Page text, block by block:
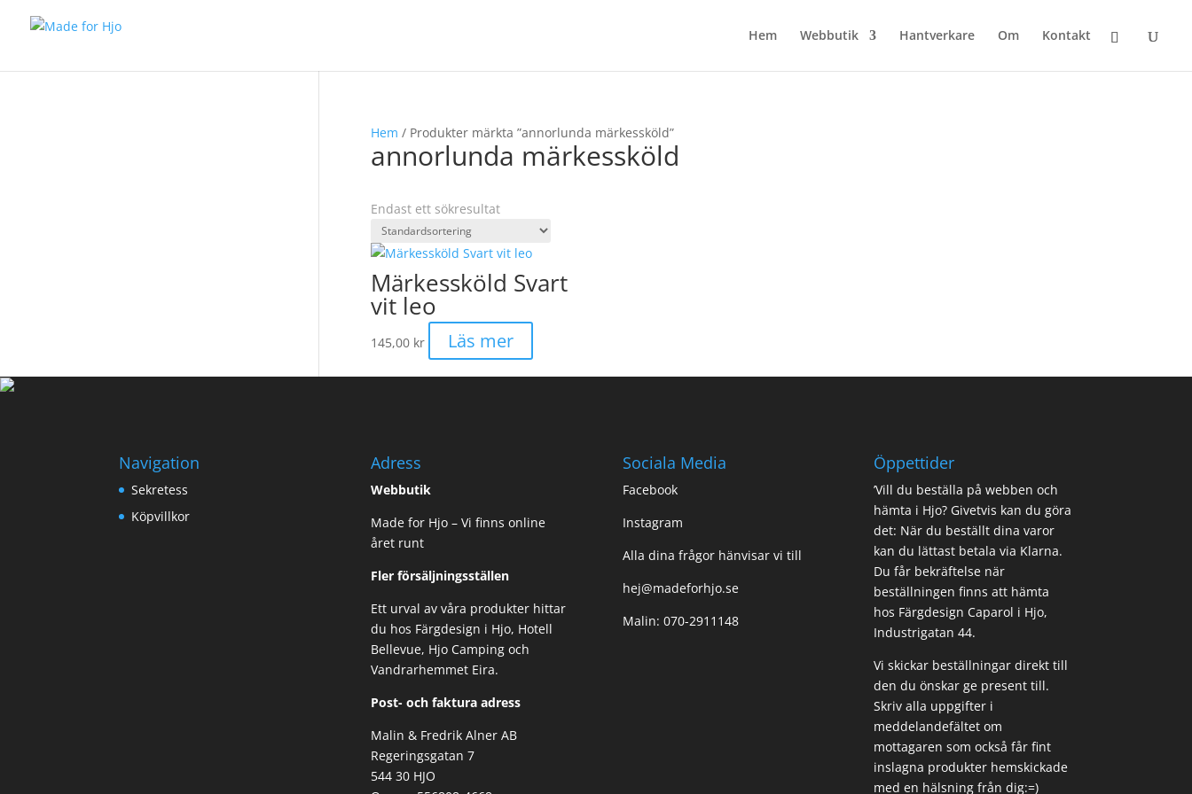
Hem Webbutik Hantverkare Om Kontakt
Hem / Produkter märkta ”annorlunda märkessköld”
annorlunda märkessköld
Endast ett sökresultat
Märkessköld Svart
vit leo
145,00 kr Läs mer
Navigation
Sekretess
Köpvillkor
Adress
Webbutik
Made for Hjo – Vi finns online
året runt
Fler försäljningsställen
Ett urval av våra produkter hittar
du hos Färgdesign i Hjo, Hotell
Bellevue, Hjo Camping och
Vandrarhemmet Eira.
Post- och faktura adress
Malin & Fredrik Alner AB
Regeringsgatan 7
544 30 HJO
Sociala Media
Facebook
Instagram
Alla dina frågor hänvisar vi till
hej@madeforhjo.se
Malin: 070-2911148
Öppettider
’Vill du beställa på webben och
hämta i Hjo? Givetvis kan du göra
det: När du beställt dina varor
kan du lättast betala via Klarna.
Du får bekräftelse när
beställningen finns att hämta
hos Färgdesign Caparol i Hjo,
Industrigatan 44.
Vi skickar beställningar direkt till
den du önskar ge present till.
Skriv alla uppgifter i
meddelandefältet om
mottagaren som också får fint
inslagna produkter hemskickade
med en hälsning från dig:=)